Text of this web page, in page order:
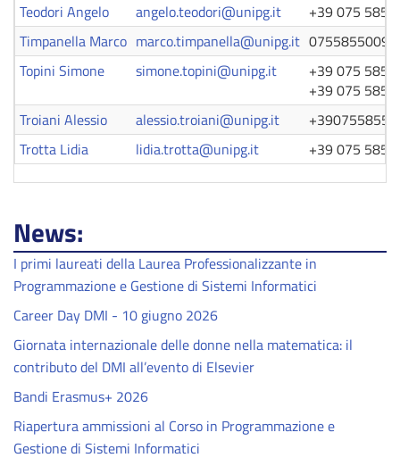
Teodori Angelo
angelo.teodori@unipg.it
+39 075 585
Timpanella Marco marco.timpanella@unipg.it 0755855009
Topini Simone
simone.topini@unipg.it
+39 075 585
+39 075 585
Troiani Alessio
alessio.troiani@unipg.it
Trotta Lidia
lidia.trotta@unipg.it +39 075 585
News:
I primi laureati della Laurea Professionalizzante in
Programmazione e Gestione di Sistemi Informatici
Career Day DMI - 10 giugno 2026
Giornata internazionale delle donne nella matematica: il
contributo del DMI all’evento di Elsevier
Bandi Erasmus+ 2026
Riapertura ammissioni al Corso in Programmazione e
Gestione di Sistemi Informatici